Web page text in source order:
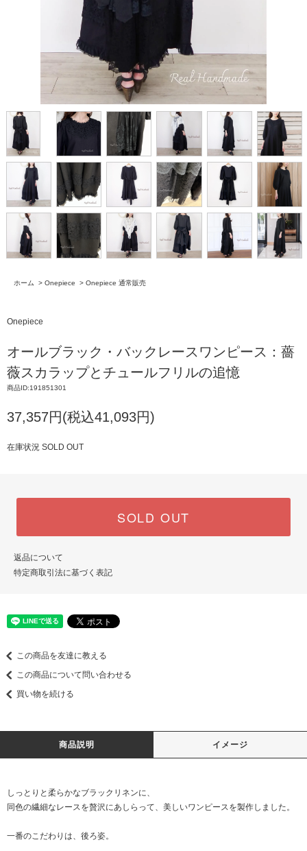
ホーム > Onepiece > Onepiece 通常販売
Onepiece
オールブラック・バックレースワンピース：薔
薇スカラップとチュールフリルの追憶
商品ID:191851301
37,357円(税込41,093円)
在庫状況 SOLD OUT
SOLD OUT
返品について
特定商取引法に基づく表記
この商品を友達に教える
この商品について問い合わせる
買い物を続ける
商品説明 イメージ
しっとりと柔らかなブラックリネンに、
同色の繊細なレースを贅沢にあしらって、美しいワンピースを製作しました。
一番のこだわりは、後ろ姿。